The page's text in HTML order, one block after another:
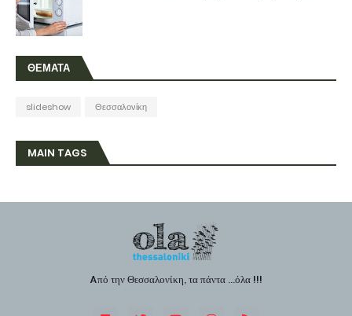
ΘΕΜΑΤΑ
slideshow Θεσσαλονίκη
MAIN TAGS
Aπό την Θεσσαλονίκη, τα πάντα ...όλα !!!